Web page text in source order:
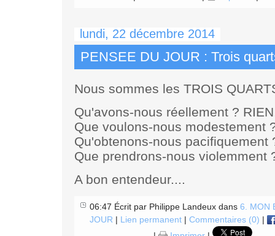
lundi, 22 décembre 2014
PENSEE DU JOUR : Trois
Nous sommes les TROIS
Qu'avons-nous réellement ?
Que voulons-nous modestement
Qu'obtenons-nous pacifiquement
Que prendrons-nous violemment
A bon entendeur....
06:47 Écrit par Philippe Landeux dans 6. MON
JOUR | Lien permanent| Commentaires (0) |